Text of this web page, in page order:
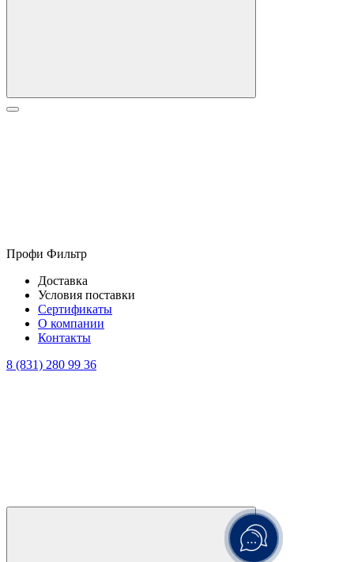
Профи Фильтр
Доставка
Условия поставки
Сертификаты
О компании
Контакты
8 (831) 280 99 36